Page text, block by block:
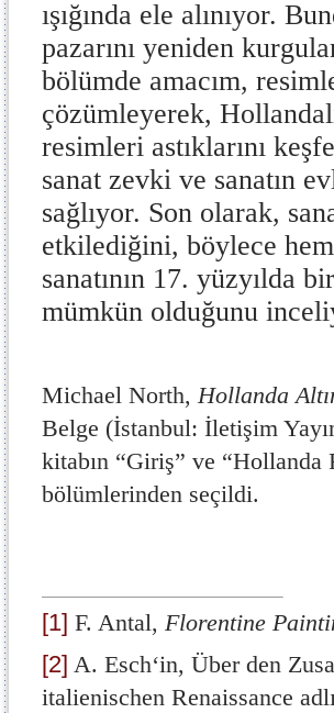
ışığında ele alınıyor.
pazarını yeniden
bölümde amacım,
çözümleyerek,
resimleri astıklarını
sanat zevki ve sanatın
sağlıyor. Son olarak,
etkilediğini, böylece
sanatının 17. yüzyılda
mümkün olduğunu
Michael North,Hollanda
Belge (İstanbul: İletişim
kitabın “Giriş” ve “Hollanda
bölümlerinden seçildi.
[1] F. Antal, Florentine
[2] A. Esch‘in, Über den
italienischen Re­naissance